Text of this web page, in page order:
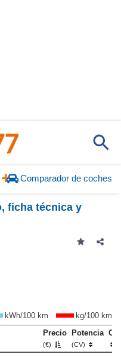
Comparador de coches
ficha técnica y
kWh/100 km
kg/100 km
Precio
(€)
Potencia
(CV)